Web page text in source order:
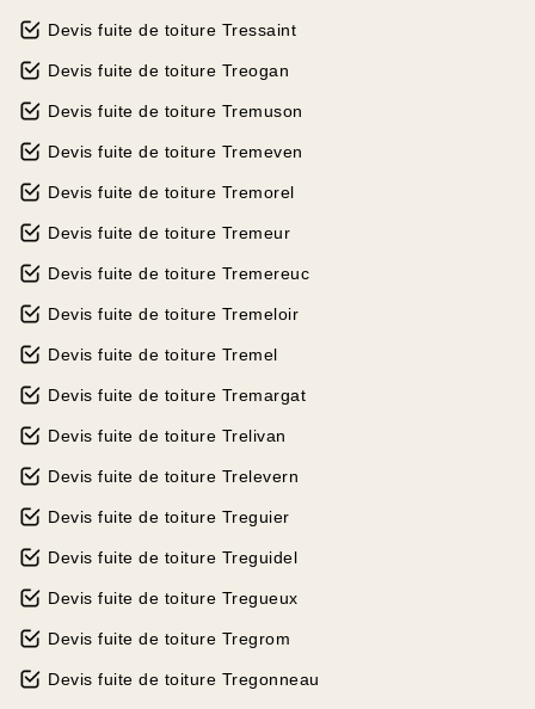
Devis fuite de toiture Tressaint
Devis fuite de toiture Treogan
Devis fuite de toiture Tremuson
Devis fuite de toiture Tremeven
Devis fuite de toiture Tremorel
Devis fuite de toiture Tremeur
Devis fuite de toiture Tremereuc
Devis fuite de toiture Tremeloir
Devis fuite de toiture Tremel
Devis fuite de toiture Tremargat
Devis fuite de toiture Trelivan
Devis fuite de toiture Trelevern
Devis fuite de toiture Treguier
Devis fuite de toiture Treguidel
Devis fuite de toiture Tregueux
Devis fuite de toiture Tregrom
Devis fuite de toiture Tregonneau